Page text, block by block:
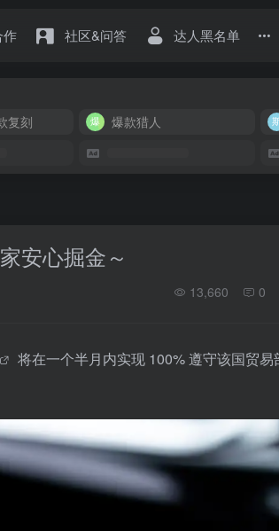
作 社区&问答 达人黑名单
复刻 爆款猎人
安心掘金～
13,660 0
将在一个半月内实现 100% 遵守该国贸易